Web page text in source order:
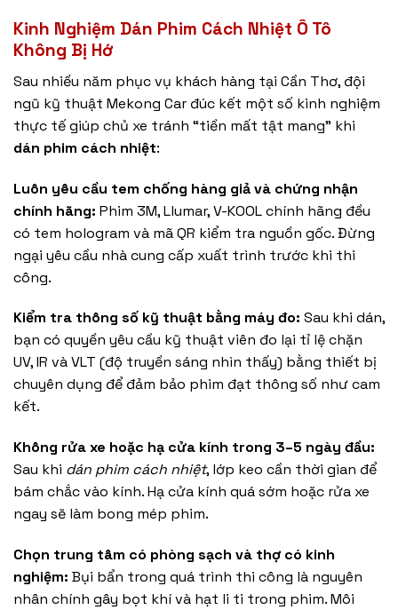
Kinh Nghiệm Dán Phim Cách Nhiệt Ô Tô
Không Bị Hớ
Sau nhiều năm phục vụ khách hàng tại Cần Thơ, đội
ngũ kỹ thuật Mekong Car đúc kết một số kinh nghiệm
thực tế giúp chủ xe tránh “tiền mất tật mang” khi
dán phim cách nhiệt:
Luôn yêu cầu tem chống hàng giả và chứng nhận
chính hãng: Phim 3M, Llumar, V-KOOL chính hãng đều
có tem hologram và mã QR kiểm tra nguồn gốc. Đừng
ngại yêu cầu nhà cung cấp xuất trình trước khi thi
công.
Kiểm tra thông số kỹ thuật bằng máy đo: Sau khi dán,
bạn có quyền yêu cầu kỹ thuật viên đo lại tỉ lệ chặn
UV, IR và VLT (độ truyền sáng nhìn thấy) bằng thiết bị
chuyên dụng để đảm bảo phim đạt thông số như cam
kết.
Không rửa xe hoặc hạ cửa kính trong 3–5 ngày đầu:
Sau khi dán phim cách nhiệt, lớp keo cần thời gian để
bám chắc vào kính. Hạ cửa kính quá sớm hoặc rửa xe
ngay sẽ làm bong mép phim.
Chọn trung tâm có phòng sạch và thợ có kinh
nghiệm: Bụi bẩn trong quá trình thi công là nguyên
nhân chính gây bọt khí và hạt li ti trong phim. Môi